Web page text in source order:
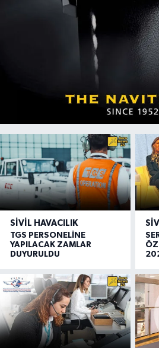
SIVIL HAVACILIK
TGS PERSONELİNE
YAPILACAK ZAMLAR
DUYURULDU